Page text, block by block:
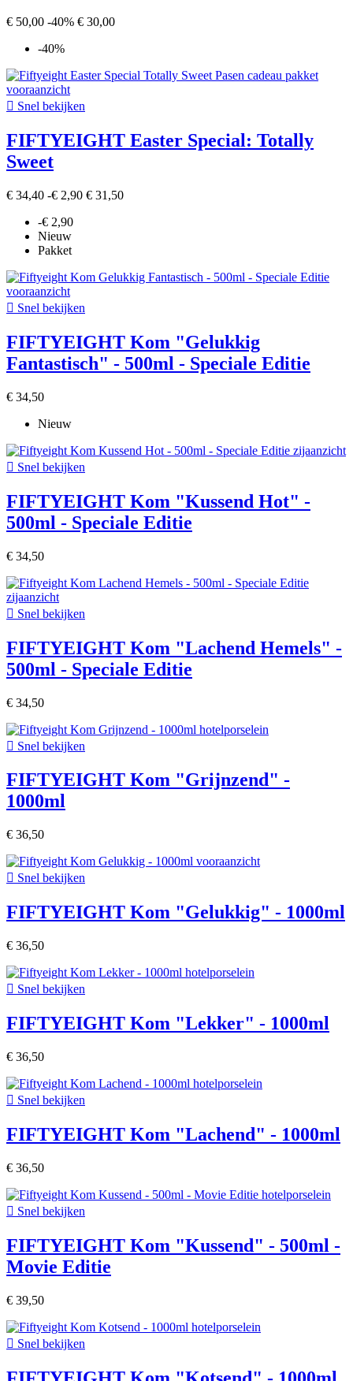
€ 50,00 -40% € 30,00
-40%
 Snel bekijken
FIFTYEIGHT Easter Special: Totally
Sweet
€ 34,40 -€ 2,90 € 31,50
-€ 2,90
Nieuw
Pakket
 Snel bekijken
FIFTYEIGHT Kom "Gelukkig
Fantastisch" - 500ml - Speciale Editie
€ 34,50
Nieuw
 Snel bekijken
FIFTYEIGHT Kom "Kussend Hot" -
500ml - Speciale Editie
€ 34,50
 Snel bekijken
FIFTYEIGHT Kom "Lachend Hemels" -
500ml - Speciale Editie
€ 34,50
 Snel bekijken
FIFTYEIGHT Kom "Grijnzend" -
1000ml
€ 36,50
 Snel bekijken
FIFTYEIGHT Kom "Gelukkig" - 1000ml
€ 36,50
 Snel bekijken
FIFTYEIGHT Kom "Lekker" - 1000ml
€ 36,50
 Snel bekijken
FIFTYEIGHT Kom "Lachend" - 1000ml
€ 36,50
 Snel bekijken
FIFTYEIGHT Kom "Kussend" - 500ml -
Movie Editie
€ 39,50
 Snel bekijken